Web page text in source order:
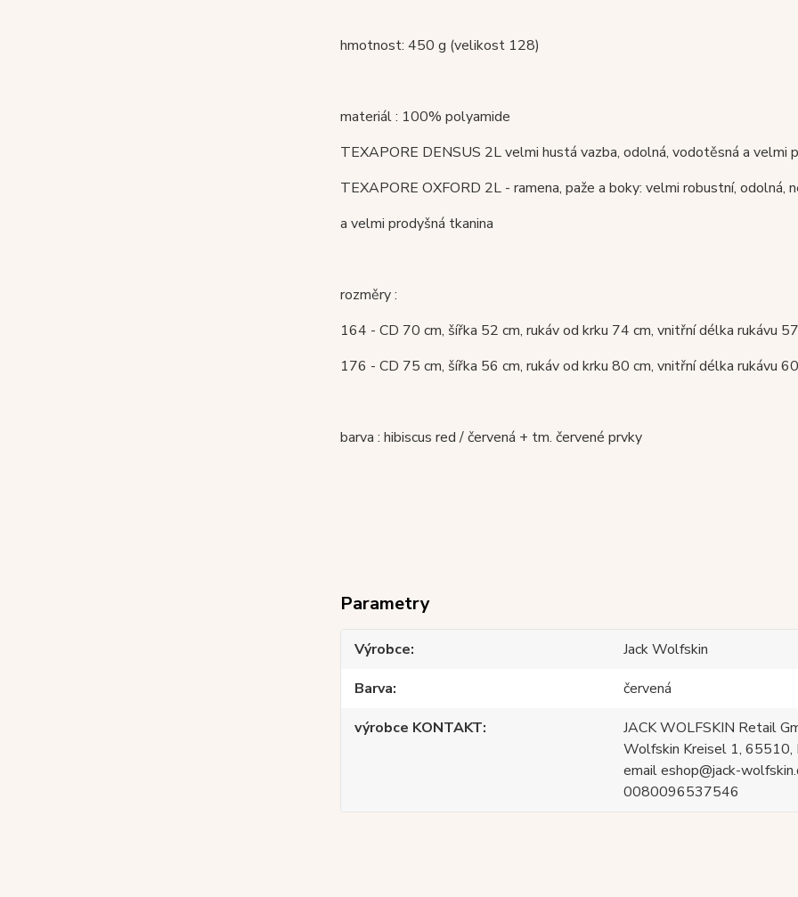
hmotnost: 450 g (velikost 128)
materiál : 100% polyamide
TEXAPORE DENSUS 2Lvelmi hustá vazba, odolná, vodotěsná a velmi
TEXAPORE OXFORD 2L - ramena, paže a boky: velmi robustní, odolná,
a velmi prodyšná tkanina
rozměry :
164 - CD 70 cm, šířka 52 cm, rukáv od krku 74 cm, vnitřní délka rukávu
176 - CD 75 cm, šířka 56 cm, rukáv od krku 80 cm, vnitřní délka rukávu
barva : hibiscus red / červená + tm. červené prvky
Parametry
Výrobce
Jack Wolfskin
Barva
červená
výrobce KONTAKT
JACK WOLFSKIN Retail
Wolfskin Kreisel 1, 65510,
email eshop@jack-
0080096537546